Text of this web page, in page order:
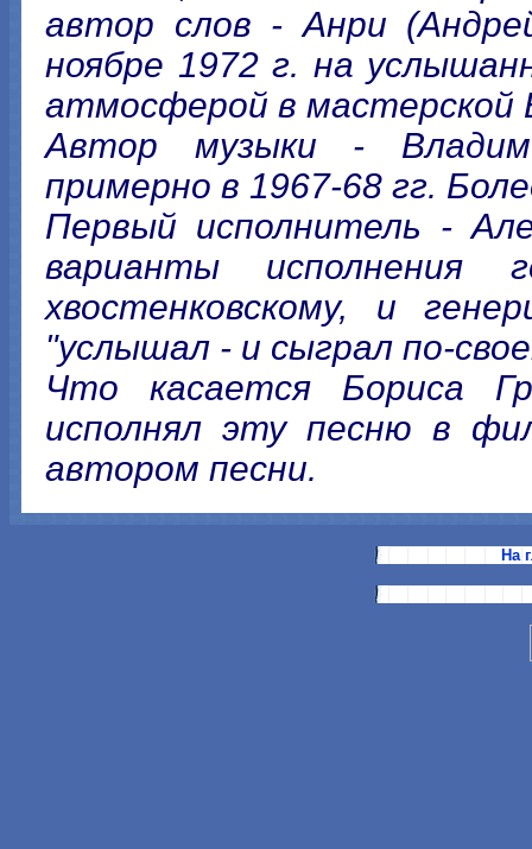
автор слов - Анри
ноябре 1972 г. на
атмосферой в мастерской
Автор музыки -
примерно в 1967-68 гг.
Первый исполнитель -
варианты исполнения
хвостенковскому, и
"услышал - и сыграл по-
Что касается Бориса
исполнял эту песню в
автором песни.
На